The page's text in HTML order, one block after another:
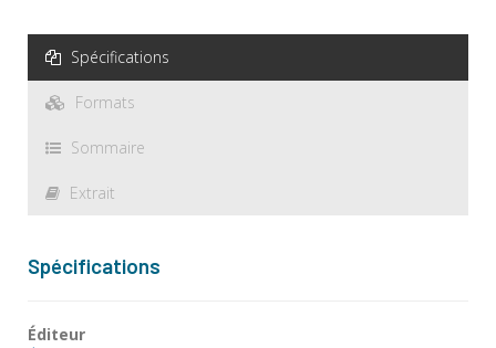
Spécifications
Formats
Sommaire
Extrait
Spécifications
Éditeur